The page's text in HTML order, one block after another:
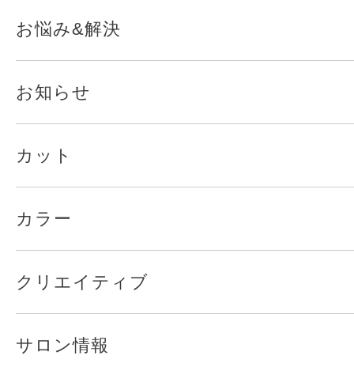
お悩み&解決
お知らせ
カット
カラー
クリエイティブ
サロン情報